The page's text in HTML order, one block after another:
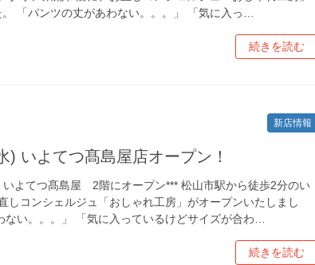
「パンツの丈があわない。。。」 「気に入っ…
続きを読む
新店情報
) いよてつ髙島屋店オープン！
いよてつ髙島屋 2階にオープン*** 松山市駅から徒歩2分のい
しコンシェルジュ「おしゃれ工房」がオープンいたしまし
ない。。。」 「気に入っているけどサイズが合わ…
続きを読む